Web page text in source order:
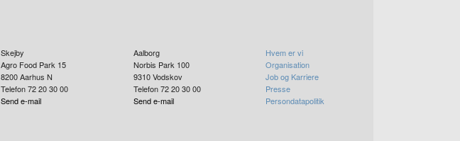
Skejby
Agro Food Park 15
8200Aarhus N
Telefon 72 20 30 00
Send e-mail
Aalborg
Norbis Park 100
9310 Vodskov
Telefon 72 20 30 00
Send e-mail
Hvem er vi
Organisation
Job og Karriere
Presse
Persondatapolitik